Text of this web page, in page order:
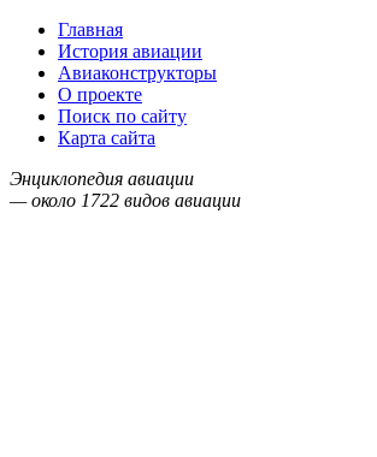
Главная
История авиации
Авиаконструкторы
О проекте
Поиск по сайту
Карта сайта
Энциклопедия авиации
— около 1722 видов авиации